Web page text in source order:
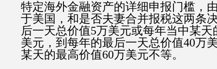
特定海外金融资产的详细申报门槛，
于美国，和是否夫妻合并报税这两条
后一天总价值5万美元或每年当中某天
美元，到每年的最后一天总价值40万
某天的最高价值60万美元不等。